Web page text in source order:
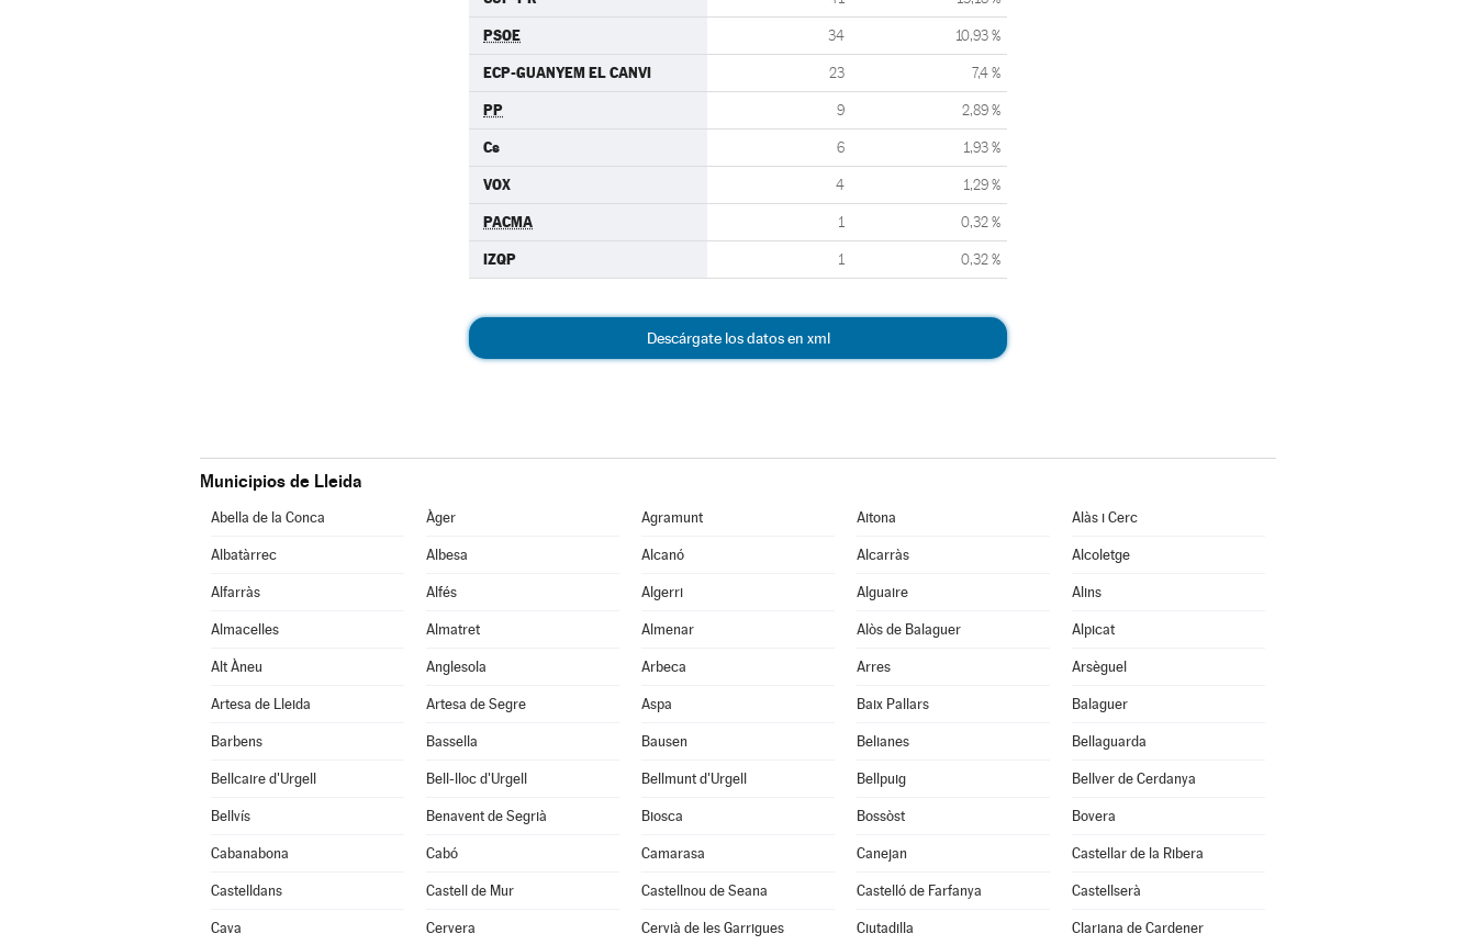
PSOE 34 10,93 %
ECP-GUANYEM EL CANVI 23 7,4 %
PP 9 2,89 %
Cs 6 1,93 %
VOX 4 1,29 %
PACMA 1 0,32 %
IZQP 1 0,32 %
Descárgate los datos en xml
Municipios de Lleida
Abella de la Conca Àger Agramunt Aitona Alàs i Cerc
Albatàrrec Albesa Alcanó Alcarràs Alcoletge
Alfarràs Alfés Algerri Alguaire Alins
Almacelles Almatret Almenar Alòs de Balaguer Alpicat
Alt Àneu Anglesola Arbeca Arres Arsèguel
Artesa de Lleida Artesa de Segre Aspa Baix Pallars Balaguer
Barbens Bassella Bausen Belianes Bellaguarda
Bellcaire d'Urgell Bell-lloc d'Urgell Bellmunt d'Urgell Bellpuig Bellver de Cerdanya
Bellvís Benavent de Segrià Biosca Bossòst Bovera
Cabanabona Cabó Camarasa Canejan Castellar de la Ribera
Castelldans Castell de Mur Castellnou de Seana Castelló de Farfanya Castellserà
Cava Cervera Cervià de les Garrigues Ciutadilla Clariana de Cardener